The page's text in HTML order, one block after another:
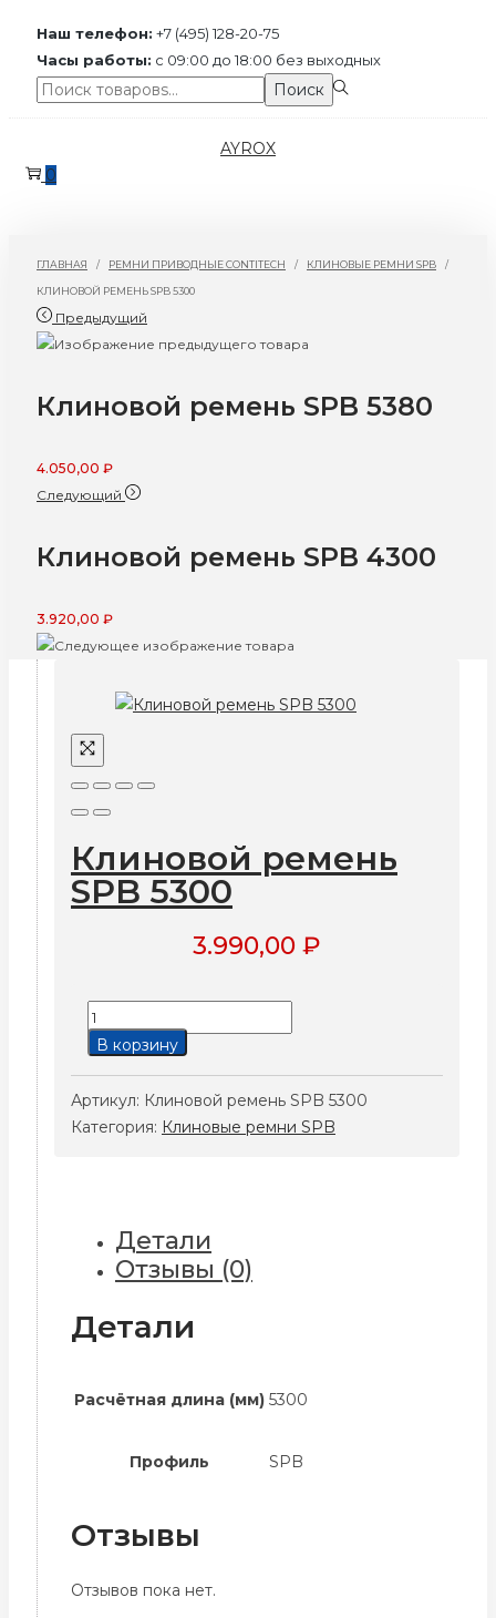
Наш телефон: +7 (495) 128-20-75
Часы работы: с 09:00 до 18:00 без выходных
Поиск:>
Поиск
к
к
AYROX
0
ГЛАВНАЯ / РЕМНИ ПРИВОДНЫЕ CONTITECH / КЛИНОВЫЕ РЕМНИ SPB /
КЛИНОВОЙ РЕМЕНЬ SPB 5300
Предыдущий
Клиновой ремень SPB 5380
4.050,00 ₽
Следующий
Клиновой ремень SPB 4300
3.920,00 ₽
Клиновой ремень
SPB 5300
3.990,00 ₽
Количество
товара
ремень
SPB
В корзину
Артикул: Клиновой ремень SPB 5300
Категория: Клиновые ремни SPB
Детали
Отзывы (0)
Детали
Расчётная длина (мм) 5300
Профиль SPB
Отзывы
Отзывов пока нет.